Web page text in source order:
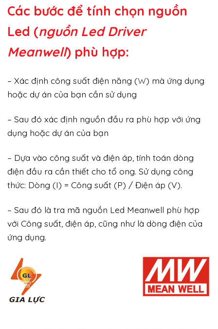
Các bước để tính chọn nguồn
Led (nguồn Led Driver
Meanwell) phù hợp:
– Xác định công suất điện năng (W) mà ứng dụng
hoặc dự án của bạn cần sử dụng
– Sau đó xác định nguồn đầu ra phù hợp với ứng
dụng hoặc dự án của bạn
– Dựa vào công suất và điện áp, tính toán dòng
điện đầu ra cần thiết cho tổ ong. Sử dụng công
thức: Dòng (I) = Công suất (P) / Điện áp (V).
– Sau đó là tra mã nguồn Led Meanwell phù hợp
với Công suất, điện áp, cũng như là dòng điện của
ứng dụng.